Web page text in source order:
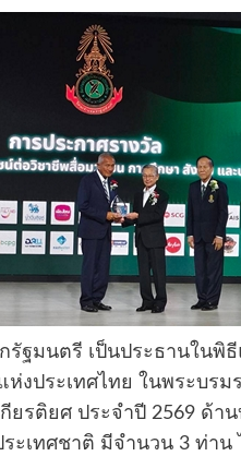
ฐมนตรี เป็นประธานในพิ
งประเทศไทย ในพระบร
กียรติยศ ประจำปี 2569 ด้
ะเทศชาติ มีจำนวน 3 ท่าน